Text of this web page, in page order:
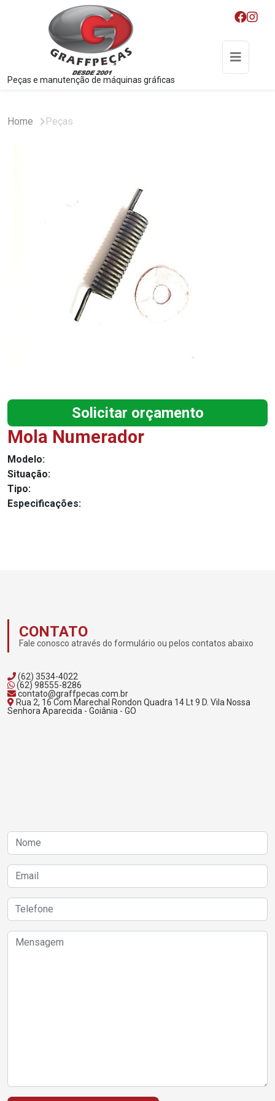
Peças e manutenção de máquinas gráficas
Home Peças
Solicitar orçamento
Mola Numerador
Modelo:
Situação:
Tipo:
Especificações:
CONTATO
Fale conosco através do formulário ou pelos contatos abaixo
(62) 3534-4022
(62) 98555-8286
contato@graffpecas.com.br
Rua 2, 16 Com Marechal Rondon Quadra 14 Lt 9 D. Vila Nossa
Senhora Aparecida - Goiânia - GO